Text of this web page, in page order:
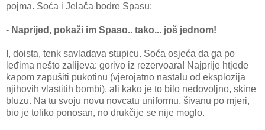
pojma. Soća i Jelača bodre Spasu:
- Naprijed, pokaži im Spaso.. tako... još jednom!
I, doista, tenk savladava stupicu. Soća osjeća da ga po
leđima nešto zalijeva: gorivo iz rezervoara! Najprije htjede
kapom zapušiti pukotinu (vjerojatno nastalu od eksplozija
njihovih vlastitih bombi), ali kako je to bilo nedovoljno, skine
bluzu. Na tu svoju novu novcatu uniformu, šivanu po mjeri,
bio je toliko ponosan, no drukčije se nije moglo.